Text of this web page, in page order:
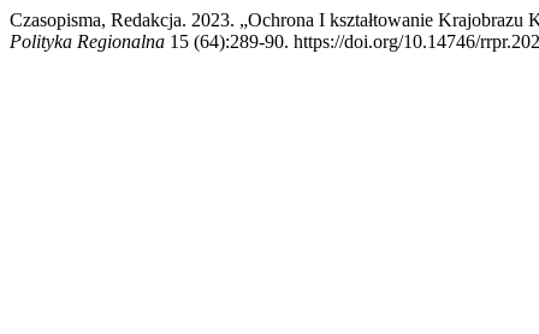
Czasopisma, Redakcja. 2023. „Ochrona I kształtowanie
Polityka Regionalna 15 (64):289-90. https://doi.org/10.14746/